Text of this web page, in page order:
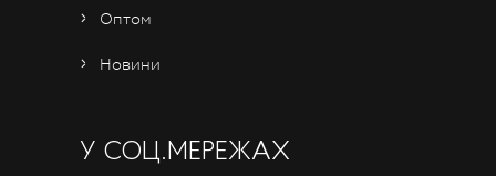
Оптом
Новини
У СОЦ.МЕРЕЖАХ